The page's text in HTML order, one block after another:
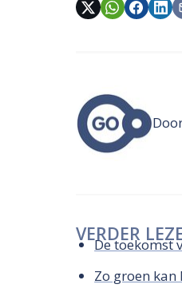
VERDER
De toekomst
Zo groen